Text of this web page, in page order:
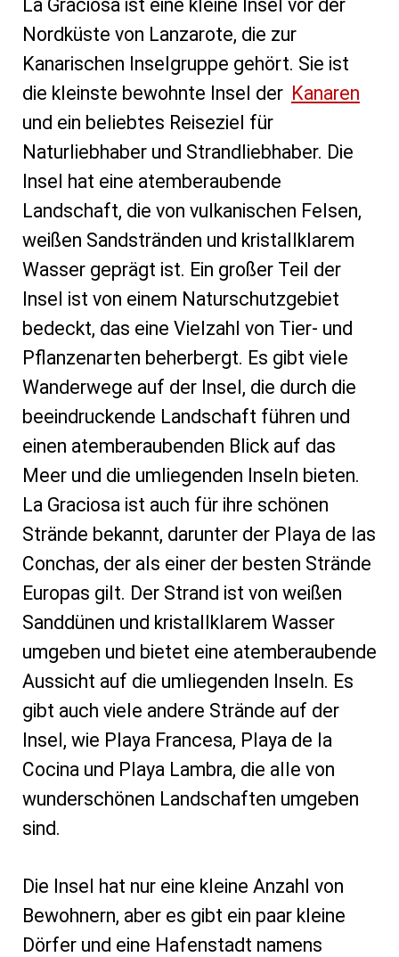
La Graciosa ist eine kleine Insel vor der
Nordküste von Lanzarote, die zur
Kanarischen Inselgruppe gehört. Sie ist
die kleinste bewohnte Insel der Kanaren
und ein beliebtes Reiseziel für
Naturliebhaber und Strandliebhaber. Die
Insel hat eine atemberaubende
Landschaft, die von vulkanischen Felsen,
weißen Sandstränden und kristallklarem
Wasser geprägt ist. Ein großer Teil der
Insel ist von einem Naturschutzgebiet
bedeckt, das eine Vielzahl von Tier- und
Pflanzenarten beherbergt. Es gibt viele
Wanderwege auf der Insel, die durch die
beeindruckende Landschaft führen und
einen atemberaubenden Blick auf das
Meer und die umliegenden Inseln bieten.
La Graciosa ist auch für ihre schönen
Strände bekannt, darunter der Playa de las
Conchas, der als einer der besten Strände
Europas gilt. Der Strand ist von weißen
Sanddünen und kristallklarem Wasser
umgeben und bietet eine atemberaubende
Aussicht auf die umliegenden Inseln. Es
gibt auch viele andere Strände auf der
Insel, wie Playa Francesa, Playa de la
Cocina und Playa Lambra, die alle von
wunderschönen Landschaften umgeben
sind.
Die Insel hat nur eine kleine Anzahl von
Bewohnern, aber es gibt ein paar kleine
Dörfer und eine Hafenstadt namens